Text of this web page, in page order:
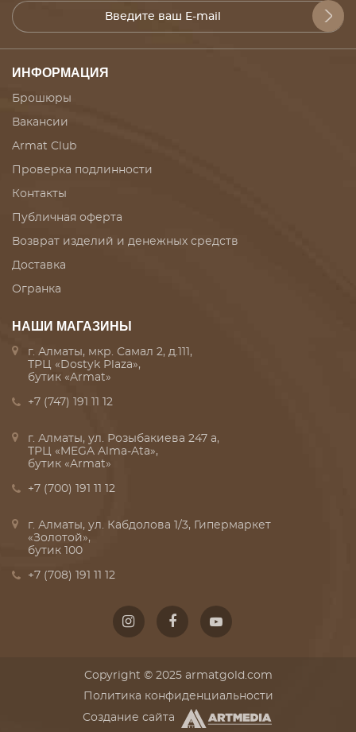
ИНФОРМАЦИЯ
Брошюры
Вакансии
Armat Club
Проверка подлинности
Контакты
Публичная оферта
Возврат изделий и денежных средств
Доставка
Огранка
НАШИ МАГАЗИНЫ
г. Алматы, мкр. Самал 2, д.111,
ТРЦ «Dostyk Plaza»,
бутик «Armat»
+7 (747) 191 11 12
г. Алматы, ул. Розыбакиева 247 а,
ТРЦ «MEGA Alma-Ata»,
бутик «Armat»
+7 (700) 191 11 12
г. Алматы, ул. Кабдолова 1/3, Гипермаркет
«Золотой»,
бутик 100
+7 (708) 191 11 12
Copyright © 2025 armatgold.com
Политика конфиденциальности
Создание сайта